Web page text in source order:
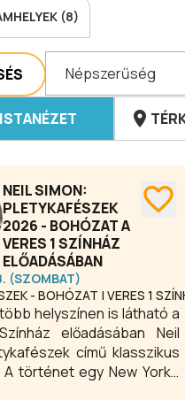
(8)
Népszerűség
NEIL SIMON:
PLETYKAFÉSZEK
2026 - BOHÓZAT A
VERES 1 SZÍNHÁZ
ELŐADÁSÁBAN
(SZOMBAT)
- BOHÓZAT | VERES 1
helyszínen is látható a
előadásában Neil
című klasszikus
történet egy New York-i